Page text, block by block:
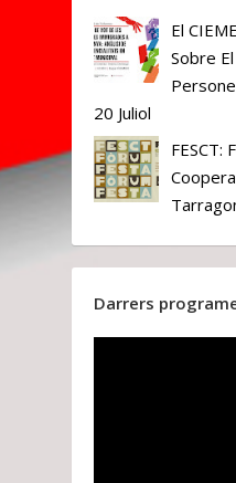
El
Sobre
20 Juliol
FESCT:
Darrers